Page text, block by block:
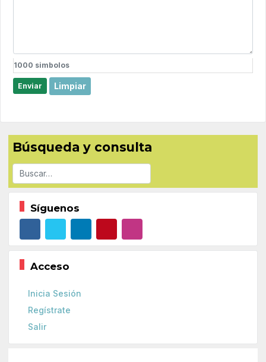
1000 simbolos
Enviar Limpiar
Búsqueda y consulta
Buscar
Síguenos
Acceso
Inicia Sesión
Regístrate
Salir